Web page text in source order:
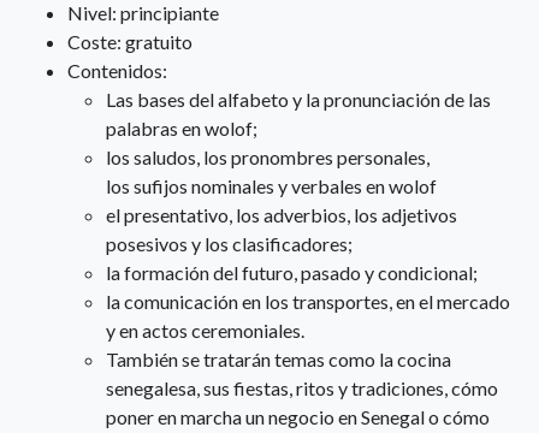
Nivel: principiante
Coste: gratuito
Contenidos:
Las bases del alfabeto y la pronunciación de las
palabras en wolof;
los saludos, los pronombres personales,
los sufijos nominales y verbales en wolof
el presentativo, los adverbios, los adjetivos
posesivos y los clasificadores;
la formación del futuro, pasado y condicional;
la comunicación en los transportes, en el mercado
y en actos ceremoniales.
También se tratarán temas como la cocina
senegalesa, sus fiestas, ritos y tradiciones, cómo
poner en marcha un negocio en Senegal o cómo